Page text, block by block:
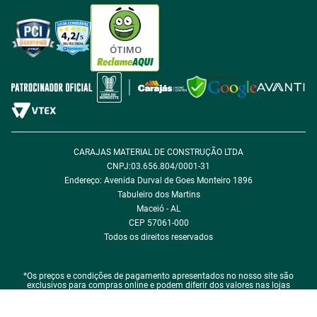
Política de Privacidade
Política de Cookie
Política de Desconto
Fale com encarregado de dados
ÓTIMO
CARAJAS MATERIAL DE CONSTRUÇÃO LTDA
CNPJ:03.656.804/0001-31
Endereço: Avenida Durval de Goes Monteiro 1896
Tabuleiro dos Martins
Maceió - AL
CEP 57061-000
Todos os direitos reservados
*Os preços e condições de pagamento apresentados no nosso site são
exclusivos para compras online e podem diferir dos valores nas lojas